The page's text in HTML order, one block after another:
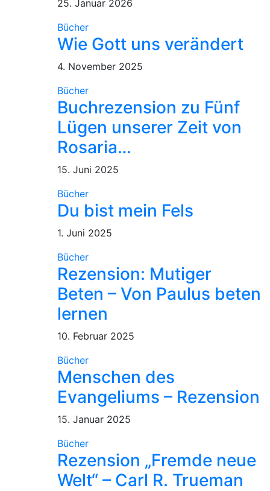
25. Januar 2026
Bücher
Wie Gott uns verändert
4. November 2025
Bücher
Buchrezension zu Fünf
Lügen unserer Zeit von
Rosaria…
15. Juni 2025
Bücher
Du bist mein Fels
1. Juni 2025
Bücher
Rezension: Mutiger
Beten – Von Paulus beten
lernen
10. Februar 2025
Bücher
Menschen des
Evangeliums – Rezension
15. Januar 2025
Bücher
Rezension „Fremde neue
Welt“ – Carl R. Trueman